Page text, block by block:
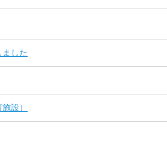
ました
設）